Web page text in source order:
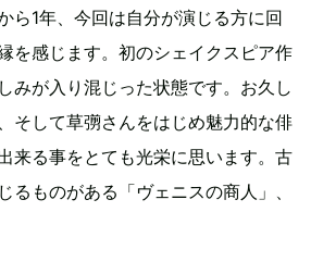
ら1年、今回は自分が演じる方に回
を感じます。初のシェイクスピア作
みが入り混じった状態です。お久し
そして草彅さんをはじめ魅力的な俳
来る事をとても光栄に思います。古
るものがある「ヴェニスの商人」、